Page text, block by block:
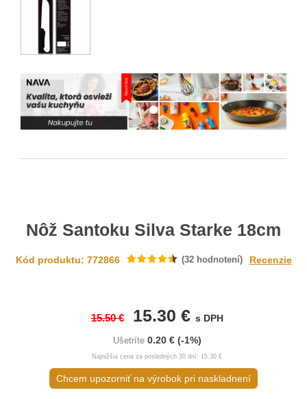
Nôž Santoku Silva Starke 18cm
Kód produktu: 772866 (32hodnotení) Recenzie
15.50 € 15.30 € s DPH
Ušetríte 0.20 € (-1%)
Najnižšia cena za posledných 30 dní: 15.30 €
Chcem upozorniť na výrobok pri naskladnení